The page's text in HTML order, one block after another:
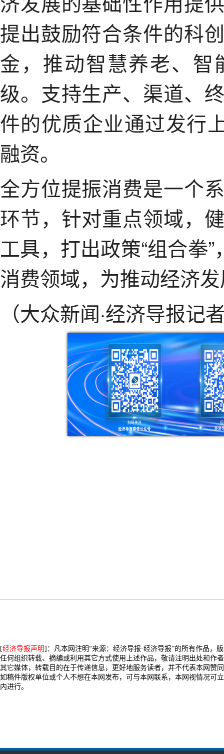
提出鼓励符合条件的科
金，推动智慧养老、
级。支持生产、渠道、
件的优质企业通过发行
融资。
全方位提振消费是一个
环节，针对重点领域，
工具，打出政策“组合拳
消费领域，为推动经济
（大众新闻·经济导报记
[经济导报声明]：凡本网注明“来源：经济导报·经济导报”的所有作品，
任何组织转载、摘编或利用其它方式使用上述作品，敬请注明出处和作
其它媒体，转载目的在于传递信息，更好地服务读者，并不代表本网赞
如稿件版权单位或个人不想在本网发布，可与本网联系，本网视情况可
内进行。